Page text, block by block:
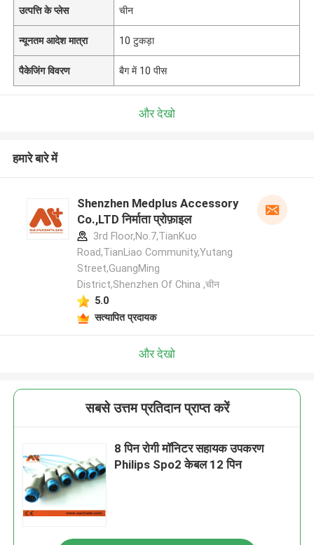
उत्पत्ति के प्लेस चीन
न्यूनतम आदेश मात्रा 10 टुकड़ा
पैकेजिंग विवरण बैग में 10 पीस
और देखो
हमारे बारे में
Shenzhen Medplus Accessory
Co.,LTD निर्माता प्रोफ़ाइल
3rd Floor,No.7,TianKuo
Road,TianLiao Community,Yutang
Street,GuangMing
District,Shenzhen Of China ,चीन
5.0
सत्यापित प्रदायक
और देखो
सबसे उत्तम प्रतिदान प्राप्त करें
8 पिन रोगी मॉनिटर सहायक उपकरण
Philips Spo2 केबल 12 पिन